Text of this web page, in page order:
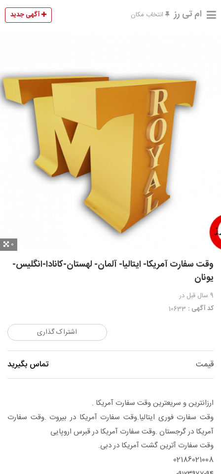
ام تی رز انتخاب مکان آگهی جدید
0
وقت سفارت آمریکا- ایتالیا- آلمان- لهستان-کانادا-انگلیس-
یونان
9 سال قبل
در
کد آگهی :
اشتراک گذاری
قیمت تماس بگیرید
ارزانترین و سریعترین وقت سفارت آمریکا .
وقت سفارت فوری ایتالیا.وقت سفارت آمریکا در بیروت .وقت سفارت
آمریکا در گرجستان .وقت سفارت آمریکا در قبرس اروپایی
وقت سفارت آترین گشت آمریکا در دبی.
02186021008